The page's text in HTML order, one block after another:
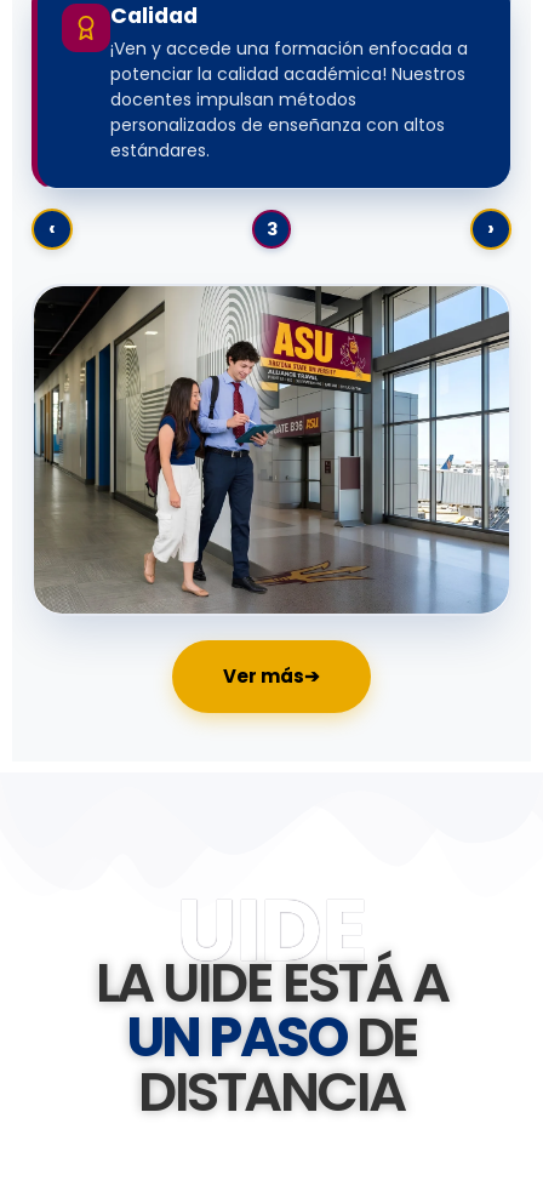
Calidad
¡Ven y accede una formación enfocada a
potenciar la calidad académica! Nuestros
docentes impulsan métodos
personalizados de enseñanza con altos
estándares.
‹ 3 ›
Ver más➔
UIDE
LA UIDE ESTÁ A
UN PASODE
DISTANCIA